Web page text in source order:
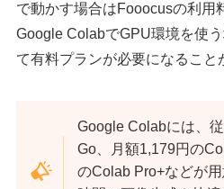
で動かす場合はFooocusの利用
Google ColabでGPU環境を使
て有料プランが必要になること
Google Colabには、
Go、月額1,179円の
のColab Pro+などが